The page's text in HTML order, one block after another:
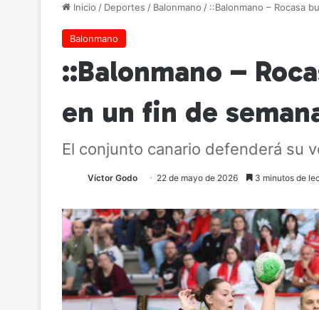
Inicio / Deportes / Balonmano / ::Balonmano – Rocasa
Balonmano
::Balonmano –
en un fin de
El conjunto canario defenderá su
Víctor Godo 22 de mayo de 2026 3 minutos de